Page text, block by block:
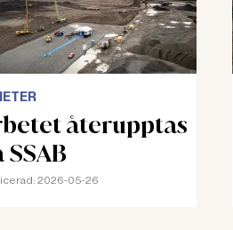
återupptas
SSAB
2026-05-26